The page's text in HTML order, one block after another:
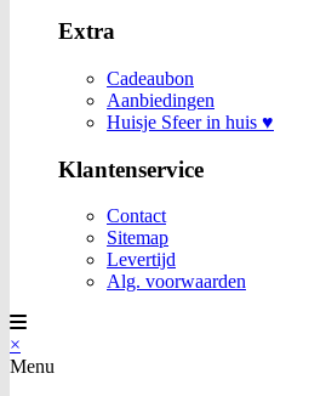
Extra
Cadeaubon
Aanbiedingen
Huisje Sfeer in huis ♥
Klantenservice
Contact
Sitemap
Levertijd
Alg. voorwaarden
×
Menu